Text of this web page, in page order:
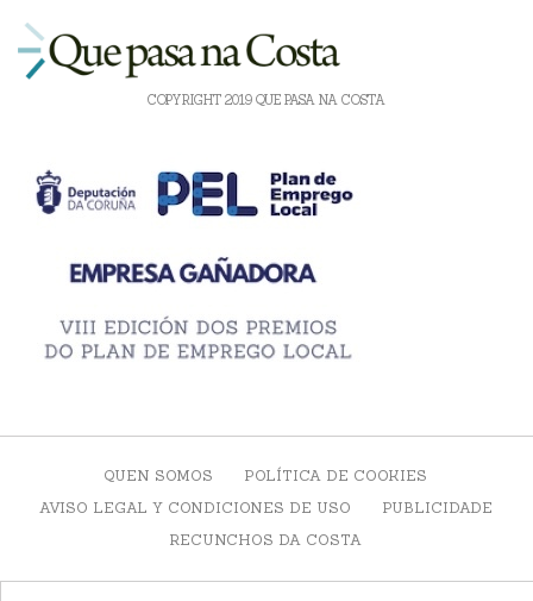
COPYRIGHT 2019 QUE PASA NA COSTA
QUEN SOMOS
POLÍTICA DE COOKIES
AVISO LEGAL Y CONDICIONES DE USO
PUBLICIDADE
RECUNCHOS DA COSTA